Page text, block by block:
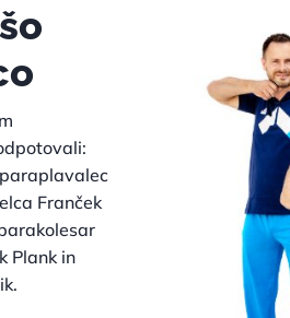
Franček
Plank in